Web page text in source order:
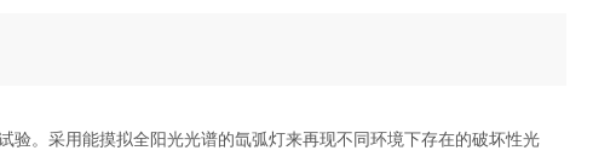
验。采用能摸拟全阳光光谱的氙弧灯来再现不同环境下存在的破坏性光